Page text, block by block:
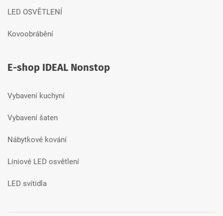
LED OSVĚTLENÍ
Kovoobrábění
E-shop IDEAL Nonstop
Vybavení kuchyní
Vybavení šaten
Nábytkové kování
Liniové LED osvětlení
LED svítidla